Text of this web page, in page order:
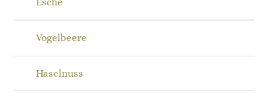
Vogelbeere
Haselnuss